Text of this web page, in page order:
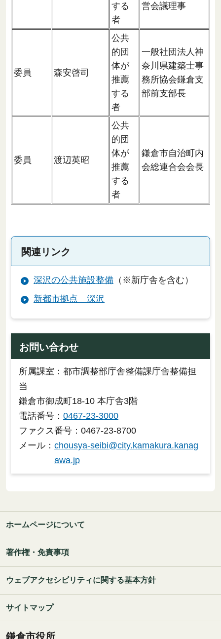
する
者
営会議理事
委員 森安啓司
公共
的団
体が
推薦
する
者
一般社団法人神
奈川県建築士事
務所協会鎌倉支
部前支部長
委員 渡辺英昭
公共
的団
体が
推薦
する
者
鎌倉市自治町内
会総連合会会長
関連リンク
深沢の公共施設整備 （※新庁舎を含む）
新都市拠点 深沢
お問い合わせ
所属課室：都市調整部庁舎整備課庁舎整備担
当
鎌倉市御成町18-10 本庁舎3階
電話番号： 0467-23-3000
ファクス番号：0467-23-8700
メール： chousya-seibi@city.kamakura.kanag
awa.jp
ホームページについて
著作権・免責事項
ウェブアクセシビリティに関する基本方針
サイトマップ
鎌倉市役所